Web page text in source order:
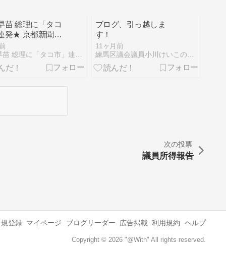
苗 総理に「タコ
発★ 京都新聞
★ 浜矩子 同志
教授★ 増田真知
ブログ、引っ越しま
す！
11ヶ月前
練馬区議会議員小川けいこの「ねりまなでしこ日記」
次の投票
議員所得報告
規登録 マイページ ブログリーダー 広告掲載 利用規約 ヘルプ
Copyright © 2026 "@With" All rights reserved.